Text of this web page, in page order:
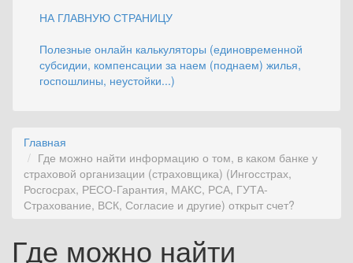
НА ГЛАВНУЮ СТРАНИЦУ
Полезные онлайн калькуляторы (единовременной
субсидии, компенсации за наем (поднаем) жилья,
госпошлины, неустойки...)
Главная
Где можно найти информацию о том, в каком банке у
страховой организации (страховщика) (Ингосстрах,
Росгосрах, РЕСО-Гарантия, МАКС, РСА, ГУТА-
Страхование, ВСК, Согласие и другие) открыт счет?
Где можно найти